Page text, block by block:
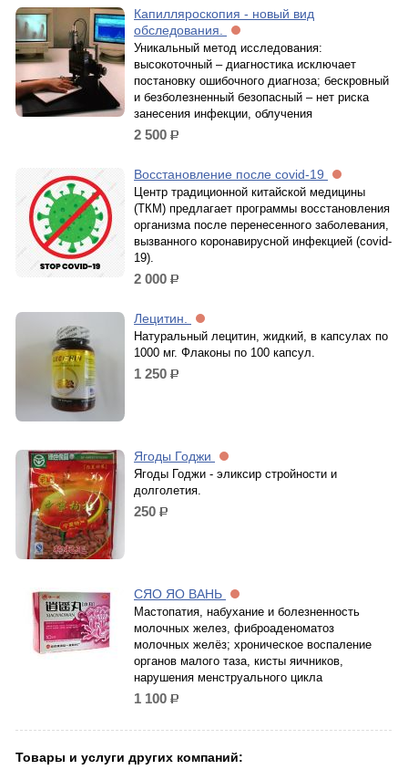
Капилляроскопия - новый вид
обследования.
Уникальный метод исследования:
высокоточный – диагностика исключает
постановку ошибочного диагноза; бескровный
и безболезненный безопасный – нет риска
занесения инфекции, облучения
2 500 р.
Восстановление после covid-19
Центр традиционной китайской медицины
(ТКМ) предлагает программы восстановления
организма после перенесенного заболевания,
вызванного коронавирусной инфекцией (covid-
19).
2 000 р.
Лецитин.
Натуральный лецитин, жидкий, в капсулах по
1000 мг. Флаконы по 100 капсул.
1 250 р.
Ягоды Годжи
Ягоды Годжи - эликсир стройности и
долголетия.
250 р.
СЯО ЯО ВАНЬ
Мастопатия, набухание и болезненность
молочных желез, фиброаденоматоз
молочных желёз; хроническое воспаление
органов малого таза, кисты яичников,
нарушения менструального цикла
1 100 р.
Товары и услуги других компаний: